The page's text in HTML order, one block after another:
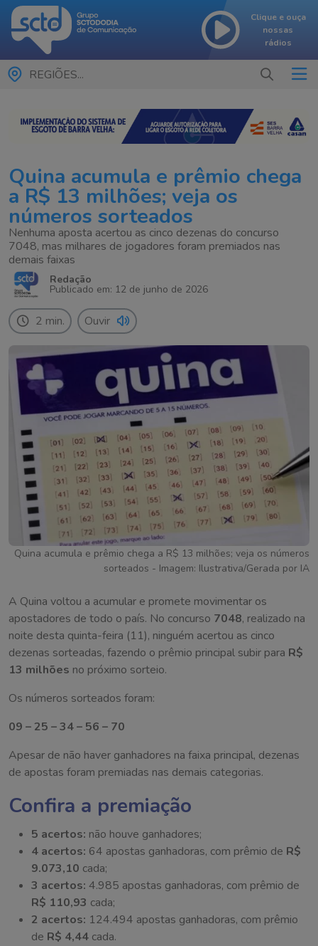
Clique e ouça
nossas
rádios
REGIÕES...
Quina acumula e prêmio chega
a R$ 13 milhões; veja os
números sorteados
Nenhuma aposta acertou as cinco dezenas do concurso
7048, mas milhares de jogadores foram premiados nas
demais faixas
Redação
Publicado em: 12 de junho de 2026
2 min. Ouvir
Quina acumula e prêmio chega a R$ 13 milhões; veja os números
sorteados - Imagem: Ilustrativa/Gerada por IA
A Quina voltou a acumular e promete movimentar os
apostadores de todo o país. No concurso 7048, realizado na
noite desta quinta-feira (11), ninguém acertou as cinco
dezenas sorteadas, fazendo o prêmio principal subir para R$
13 milhões no próximo sorteio.
Os números sorteados foram:
09 – 25 – 34 – 56 – 70
Apesar de não haver ganhadores na faixa principal, dezenas
de apostas foram premiadas nas demais categorias.
Confira a premiação
5 acertos: não houve ganhadores;
4 acertos: 64 apostas ganhadoras, com prêmio de R$
9.073,10 cada;
3 acertos: 4.985 apostas ganhadoras, com prêmio de
R$ 110,93 cada;
2 acertos: 124.494 apostas ganhadoras, com prêmio
de R$ 4,44 cada.